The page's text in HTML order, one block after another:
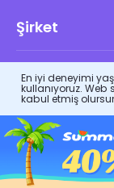
Şirket
Hizmet Şartları
Son Kullanıcı
DMCA Politikası
Gizlilik Politikası
Reklam
Kaynaklar
Yardım Merkezi
Nasıl
Blog
FlashGet
FlashGet
FlashGet Kids
En iyi deneyimi
kullanıyoruz. Web
kabul etmiş